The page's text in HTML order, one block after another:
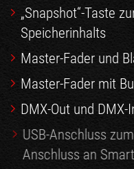
„Snapshot“-Taste
Speicherinhalts
Master-Fader und
Master-Fader mit
DMX-Out und DMX-
USB-Anschluss
Anschluss an